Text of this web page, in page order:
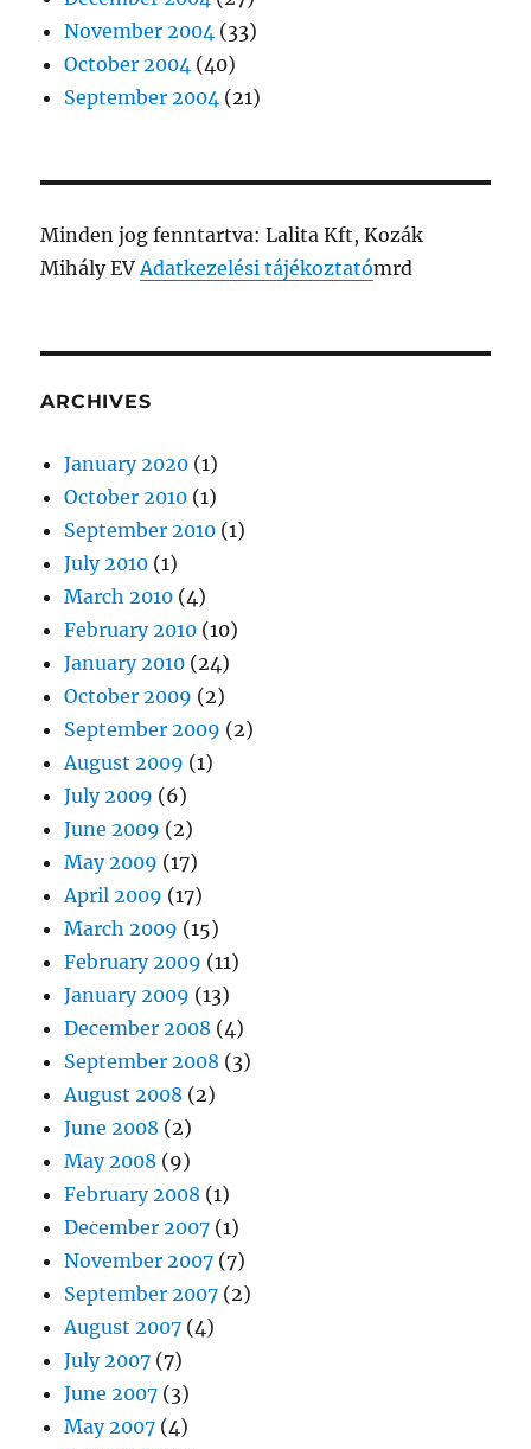
November 2004 (33)
October 2004 (40)
September 2004 (21)
Minden jog fenntartva: Lalita Kft, Kozák
Mihály EVAdatkezelési tájékoztatómrd
ARCHIVES
January 2020 (1)
October 2010 (1)
September 2010 (1)
July 2010 (1)
March 2010 (4)
February 2010 (10)
January 2010 (24)
October 2009 (2)
September 2009 (2)
August 2009 (1)
July 2009 (6)
June 2009 (2)
May 2009 (17)
April 2009 (17)
March 2009 (15)
February 2009 (11)
January 2009 (13)
December 2008 (4)
September 2008 (3)
August 2008 (2)
June 2008 (2)
May 2008 (9)
February 2008 (1)
December 2007 (1)
November 2007 (7)
September 2007 (2)
August 2007 (4)
July 2007 (7)
June 2007 (3)
May 2007 (4)